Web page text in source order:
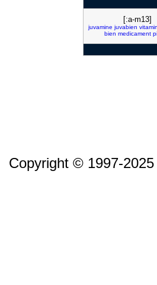
[:a-m13]
juvamine juvabien
bien medicament
Copyright © 1997-